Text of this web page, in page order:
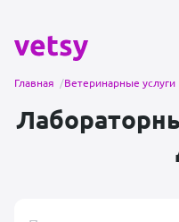
Главная /Ветеринарные услуги